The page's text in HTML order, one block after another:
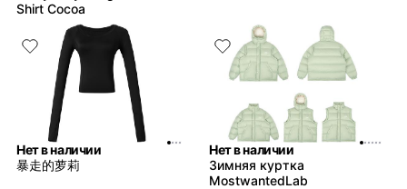
Shirt Cocoa
Нет в наличии
暴走的萝莉
Нет в наличии
Зимняя куртка
MostwantedLab